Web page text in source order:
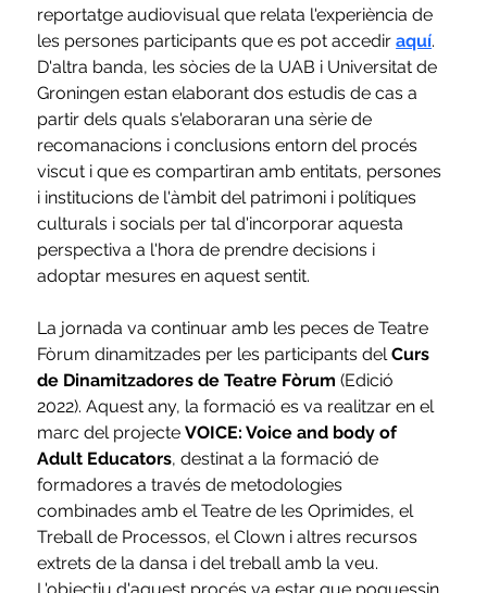
reportatge audiovisual que relata l'experiència de
les persones participants que es pot accedir aquí.
D'altra banda, les sòcies de la UAB i Universitat de
Groningen estan elaborant dos estudis de cas a
partir dels quals s'elaboraran una sèrie de
recomanacions i conclusions entorn del procés
viscut i que es compartiran amb entitats, persones
i institucions de l'àmbit del patrimoni i polítiques
culturals i socials per tal d'incorporar aquesta
perspectiva a l'hora de prendre decisions i
adoptar mesures en aquest sentit.
La jornada va continuar amb les peces de Teatre
Fòrum dinamitzades per les participants del Curs
de Dinamitzadores de Teatre Fòrum (Edició
2022). Aquest any, la formació es va realitzar en el
marc del projecte VOICE: Voice and body of
Adult Educators, destinat a la formació de
formadores a través de metodologies
combinades amb el Teatre de les Oprimides, el
Treball de Processos, el Clown i altres recursos
extrets de la dansa i del treball amb la veu.
L'objectiu d'aquest procés va estar que poguessin